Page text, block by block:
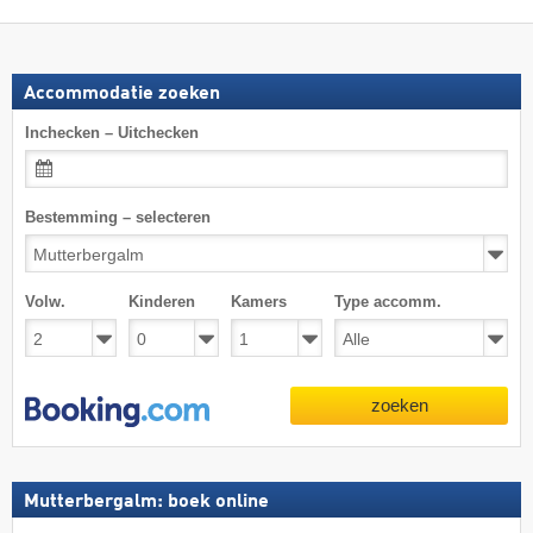
Accommodatie zoeken
Inchecken – Uitchecken
Bestemming – selecteren
Volw. Kinderen Kamers Type accomm.
zoeken
Mutterbergalm: boek online